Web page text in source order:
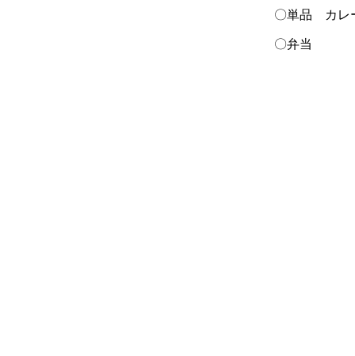
〇単品 カ
〇弁当